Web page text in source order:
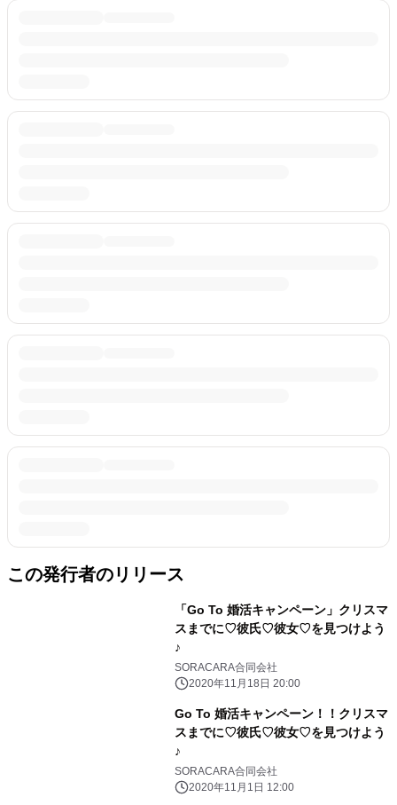
この発行者のリリース
「Go To 婚活キャンペーン」クリスマ
スまでに♡彼氏♡彼女♡を見つけよう
♪
SORACARA合同会社
2020年11月18日 20:00
Go To 婚活キャンペーン！！クリスマ
スまでに♡彼氏♡彼女♡を見つけよう
♪
SORACARA合同会社
2020年11月1日 12:00